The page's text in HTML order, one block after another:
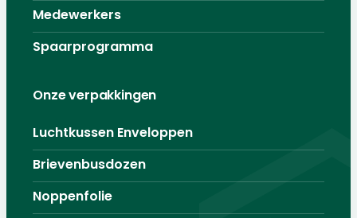
Medewerkers
Spaarprogramma
Onze verpakkingen
Luchtkussen Enveloppen
Brievenbusdozen
Noppenfolie